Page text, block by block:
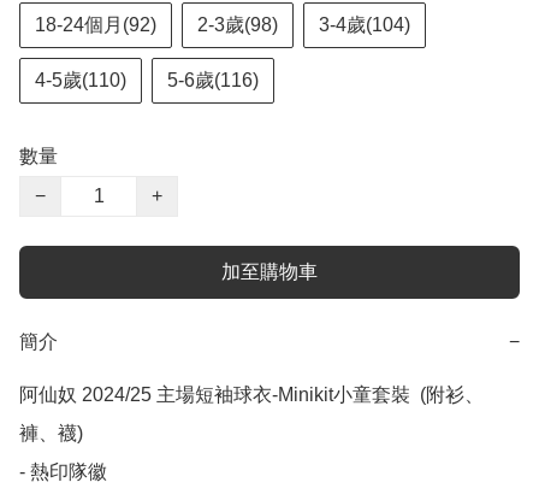
18-24個月(92) 2-3歲(98) 3-4歲(104)
4-5歲(110) 5-6歲(116)
數量
−
+
加至購物車
簡介 −
阿仙奴 2024/25 主場短袖球衣-Minikit小童套裝  (附衫、
褲、襪)
- 熱印隊徽